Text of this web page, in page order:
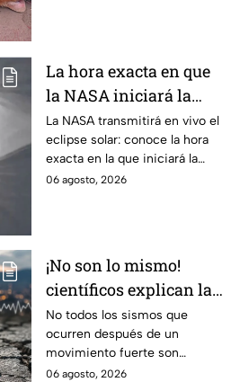
La hora exacta en que
la NASA iniciará la
transmisión en vivo
del eclipse solar
La NASA transmitirá en vivo el
eclipse solar: conoce la hora
exacta en la que iniciará la
cobertura para no perderte de
06 agosto, 2026
¡No son lo mismo!
científicos explican las
diferencias entre
enjambre sísmico y
réplicas
No todos los sismos que
ocurren después de un
movimiento fuerte son
réplicas. Científicos explican
06 agosto, 2026